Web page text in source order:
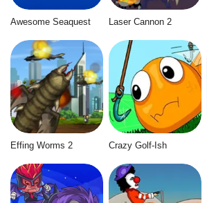
Awesome Seaquest Laser Cannon 2
Effing Worms 2 Crazy Golf-Ish